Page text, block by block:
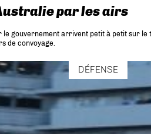
par les airs
gouvernement arrivent petit à petit sur
de convoyage.
DÉFENSE